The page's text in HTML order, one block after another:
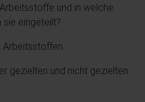
und in welche
sie eingeteilt?
Arbeitsstoffen
gezielten und nicht gezielten